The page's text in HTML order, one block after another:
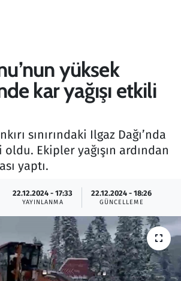
yüksek
kar yağışı etkili
sınırındaki Ilgaz Dağı’nda
oldu. Ekipler yağışın ardından
yaptı.
22.12.2024 - 17:33
YAYINLANMA
22.12.2024 - 18:26
GÜNCELLEME